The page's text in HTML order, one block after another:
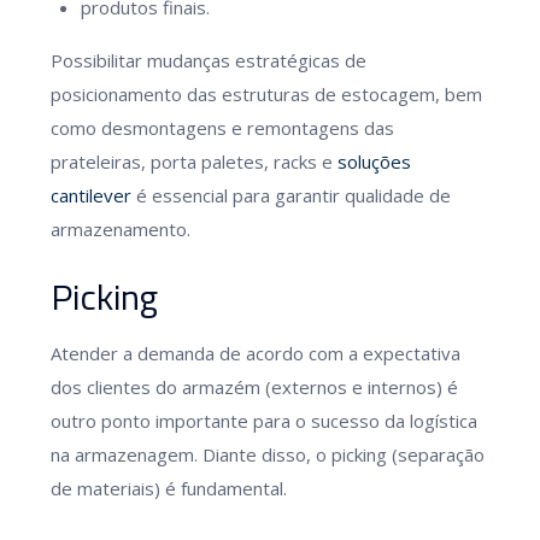
produtos finais.
Possibilitar mudanças estratégicas de
posicionamento das estruturas de estocagem, bem
como desmontagens e remontagens das
prateleiras, porta paletes, racks e soluções
cantilever é essencial para garantir qualidade de
armazenamento.
Picking
Atender a demanda de acordo com a expectativa
dos clientes do armazém (externos e internos) é
outro ponto importante para o sucesso da logística
na armazenagem. Diante disso, o picking (separação
de materiais) é fundamental.